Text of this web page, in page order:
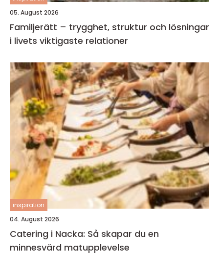
05. August 2026
Familjerätt – trygghet, struktur och lösningar
i livets viktigaste relationer
inspiration
04. August 2026
Catering i Nacka: Så skapar du en
minnesvärd matupplevelse